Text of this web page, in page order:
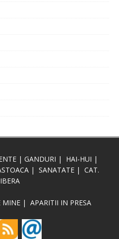
| GANDURI | HAI-HUI |
| SANATATE | CAT.
MINE| APARITII IN PRESA